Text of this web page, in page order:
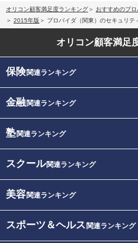
オリコン顧客満足度ランキング
おすすめのプ
2015年版
プロバイダ（関東）のセキュリテ
オリコン顧客満足
保険関連ランキング
金融関連ランキング
塾関連ランキング
スクール関連ランキング
美容関連ランキング
スポーツ＆ヘルス 関連ランキング